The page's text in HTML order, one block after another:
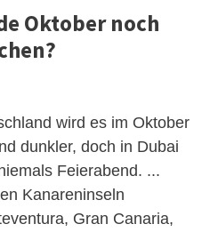
Oktober noch
wird es im Oktober
dunkler, doch in Dubai
Feierabend. ...
Kanareninseln
Gran Canaria,